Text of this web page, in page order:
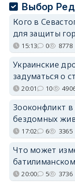
Выбор
Кого в
для защиты
15:13 0 8778
Украинские
задуматься о
20:01 10
Зооконфликт
бездомных
17:02 6 3365
Что может
20:00 5 3736